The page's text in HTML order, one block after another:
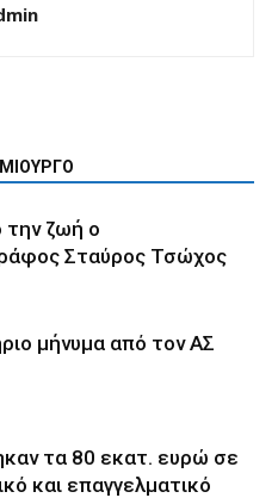
ζωή ο
Σταύρος Τσώχος
μήνυμα από τον ΑΣ
τα 80 εκατ. ευρώ σε
και επαγγελματικό